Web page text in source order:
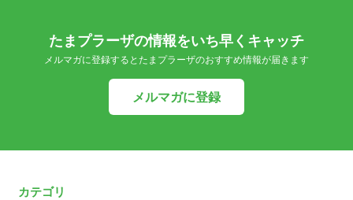
たまプラーザの情報をいち早くキャッチ
メルマガに登録するとたまプラーザのおすすめ情報が届きます
メルマガに登録
カテゴリ